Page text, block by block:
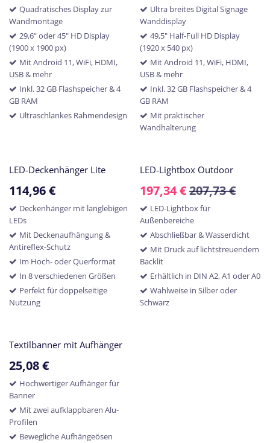
Quadratisches Display zur
Wandmontage
29,6“ oder 45" HD Display
(1900 x 1900 px)
Mit Android 11, WiFi, HDMI,
USB & mehr
Inkl. 32 GB Flashspeicher & 4
GB RAM
Ultraschlankes Rahmendesign
Ultra breites Digital Signage
Wanddisplay
49,5" Half-Full HD Display
(1920 x 540 px)
Mit Android 11, WiFi, HDMI,
USB & mehr
Inkl. 32 GB Flashspeicher & 4
GB RAM
Mit praktischer
Wandhalterung
LED-Deckenhänger Lite
114,96€
Deckenhänger mit langlebigen
LEDs
Mit Deckenaufhängung &
Antireflex-Schutz
Im Hoch- oder Querformat
In 8 verschiedenen Größen
Perfekt für doppelseitige
Nutzung
LED-Lightbox Outdoor
197,34€207,73€
LED-Lightbox für
Außenbereiche
Abschließbar & Wasserdicht
Mit Druck auf lichtstreuendem
Backlit
Erhältlich in DIN A2, A1 oder A0
Wahlweise in Silber oder
Schwarz
Textilbanner mit Aufhänger
25,08€
Hochwertiger Aufhänger für
Banner
Mit zwei aufklappbaren Alu-
Profilen
Bewegliche Aufhängeösen